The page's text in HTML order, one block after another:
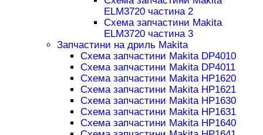
ELM3720 частина 2
Схема запчастини Makita
ELM3720 частина 3
Запчастини на дриль Makita
Схема запчастини Makita DP4010
Схема запчастини Makita DP4011
Схема запчастини Makita HP1620
Схема запчастини Makita HP1621
Схема запчастини Makita HP1630
Схема запчастини Makita HP1631
Схема запчастини Makita HP1640